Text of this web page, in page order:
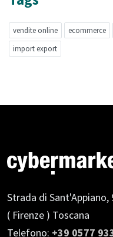
vendite online ecommerce
import export
Strada di Sant'Appiano,
( Firenze ) Toscana
Telefono: +39 0577